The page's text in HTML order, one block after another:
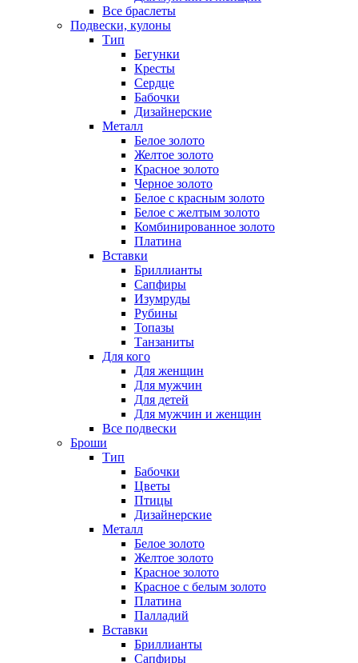
Все браслеты
Подвески, кулоны
Тип
Бегунки
Кресты
Сердце
Бабочки
Дизайнерские
Металл
Белое золото
Желтое золото
Красное золото
Черное золото
Белое с красным золото
Белое с желтым золото
Комбинированное золото
Платина
Вставки
Бриллианты
Сапфиры
Изумруды
Рубины
Топазы
Танзаниты
Для кого
Для женщин
Для мужчин
Для детей
Для мужчин и женщин
Все подвески
Броши
Тип
Бабочки
Цветы
Птицы
Дизайнерские
Металл
Белое золото
Желтое золото
Красное золото
Красное с белым золото
Платина
Палладий
Вставки
Бриллианты
Сапфиры